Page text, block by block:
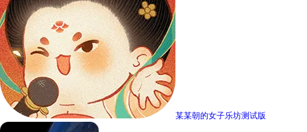
某某朝的女子乐坊测试版